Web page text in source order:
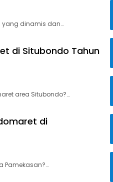
yang dinamis dan…
di Situbondo Tahun
area Situbondo?…
di
Pamekasan?…